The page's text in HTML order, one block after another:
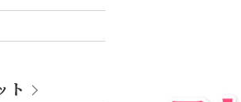
ト